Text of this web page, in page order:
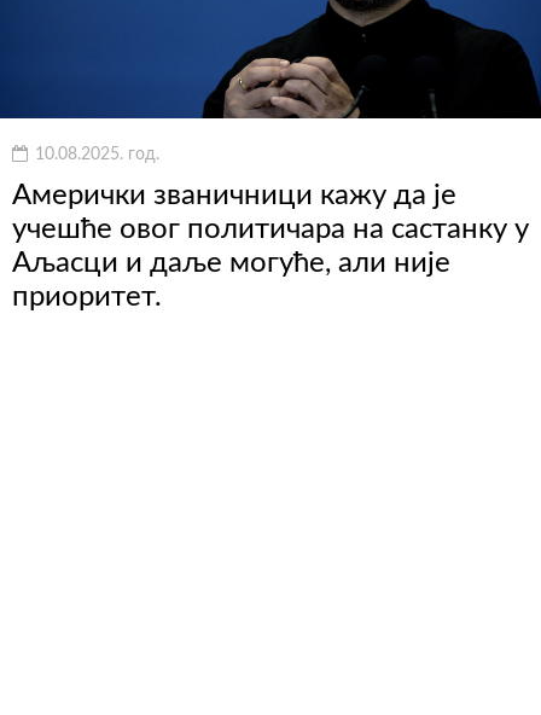
10.08.2025. год.
Амерички званичници кажу да је
учешће овог политичара на састанку у
Аљасци и даље могуће, али није
приоритет.